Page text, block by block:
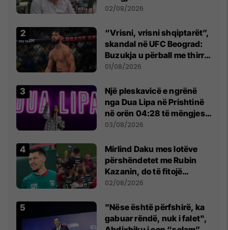
dikush e tradhtoi në
02/08/2026
“Vrisni, vrisni shqiptarët”,
skandal në UFC Beograd:
Buzukja u përball me thirrje
anti-shqiptare nga
01/08/2026
Një pleskavicë e ngrënë
nga Dua Lipa në Prishtinë
në orën 04:28 të mëngjesit
- dhe bota digjitale serbe
03/08/2026
Mirlind Daku mes lotëve
përshëndetet me Rubin
Kazanin, do të fitojë
miliona te Spartak Moska
02/08/2026
"Nëse është përfshirë, ka
gabuar rëndë, nuk i falet",